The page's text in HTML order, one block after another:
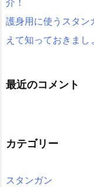
介！
護身用に使うスタン
えて知っておきまし
最近のコメント
カテゴリー
スタンガン